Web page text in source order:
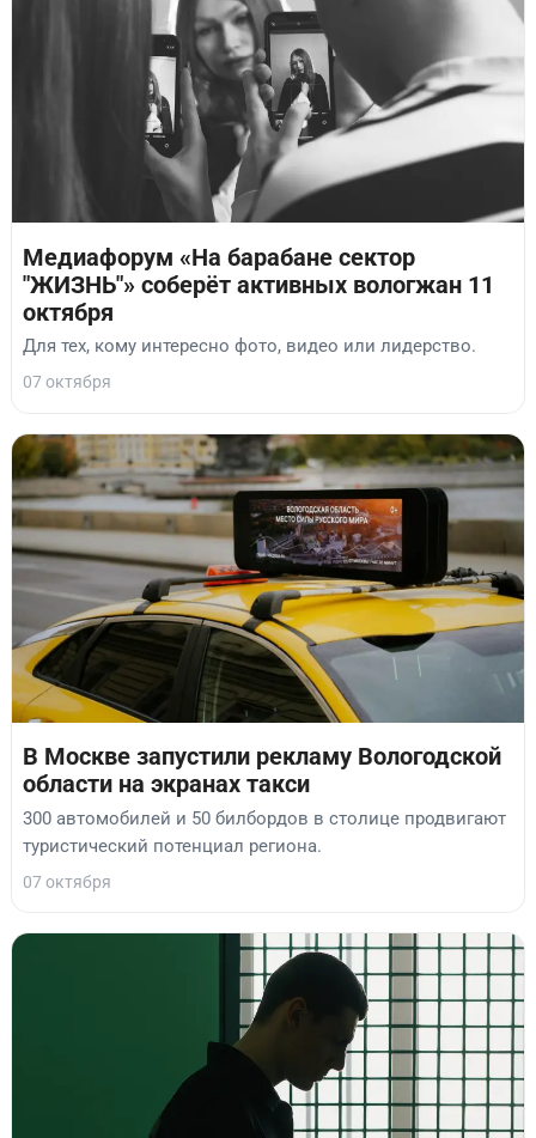
Медиафорум «На барабане сектор
"ЖИЗНЬ"» соберёт активных вологжан 11
октября
Для тех, кому интересно фото, видео или лидерство.
07 октября
В Москве запустили рекламу Вологодской
области на экранах такси
300 автомобилей и 50 билбордов в столице продвигают
туристический потенциал региона.
07 октября